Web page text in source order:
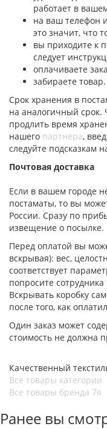
работает в
на ваш телефон
это значит, что
вы приходите к
следует
оплачиваете
забираете товар.
Срок хранения в
на аналогичный
продлить время
нашего партнера,
следуйте подсказкам
Почтовая доставка
Если в вашем городе
постаматы, то вы
России. Сразу по
извещение о посылке.
Перед оплатой вы
вскрывая): вес,
соответствует
попросите
Вскрывать коробку
после того, как
Один заказ может
стоимость не должна
Качественный
Все товары категории
Все товары бренда 7я
Ранее вы